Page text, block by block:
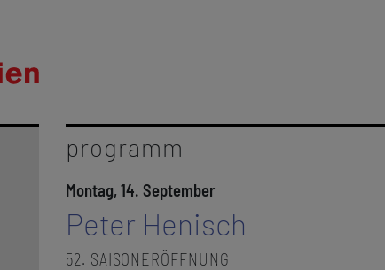
programm
Montag, 14. September
Peter Henisch
52. SAISONERÖFFNUNG